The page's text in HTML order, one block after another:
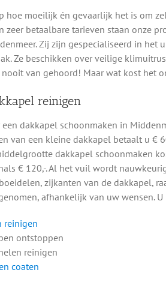
hoe moeilijk én gevaarlijk het is om
zeer betaalbare tarieven staan onze
Zij zijn gespecialiseerd in het
Ze beschikken over veilige
van gehoord! Maar wat kost het
reinigen
een dakkapel schoonmaken in
van een kleine dakkapel betaalt u €
dakkapel schoonmaken
€ 120,-. Al het vuil wordt
zijkanten van de dakkapel,
afhankelijk van uw wensen.
reinigen
ontstoppen
reinigen
coaten